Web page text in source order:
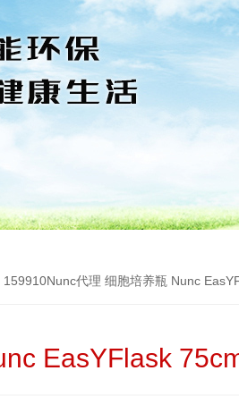
159910Nunc代理 细胞培养瓶 Nunc
EasYFlask